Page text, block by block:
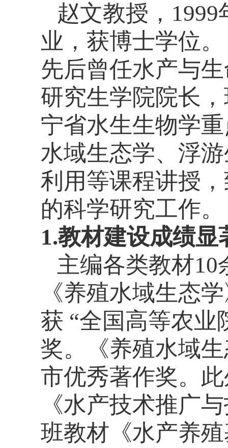
赵文教授， 1999
业，获博士学位
先后曾任水产与
研究生学院院长
宁省水生生物学
水域生态学、浮
利用等课程讲授
的科学研究工作。
1.教材建设成绩
主编各类教材10
《养殖水域生态
获 “全国高等农业
奖。《养殖水域
市优秀著作奖。
《水产技术推广
班教材《水产养